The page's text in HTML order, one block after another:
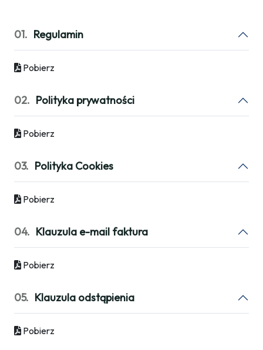
01. Regulamin
Pobierz
02. Polityka prywatności
Pobierz
03. Polityka Cookies
Pobierz
04. Klauzula e-mail faktura
Pobierz
05. Klauzula odstąpienia
Pobierz